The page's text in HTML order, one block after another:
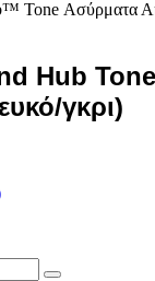
Hub
γκρι)